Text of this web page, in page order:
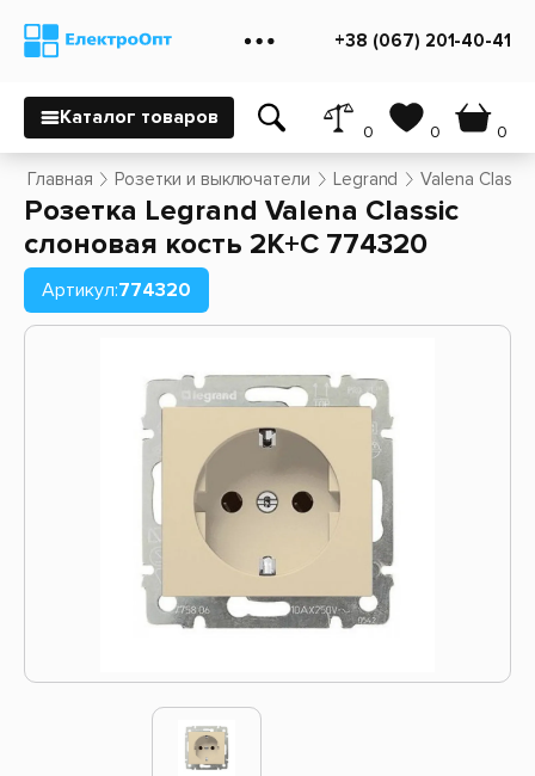
+38 (067) 201-40-41
Каталог товаров
0 0 0
Главная Розетки и выключатели Legrand Valena Classic
Розетка Legrand Valena Classic
слоновая кость 2К+С 774320
Артикул:774320